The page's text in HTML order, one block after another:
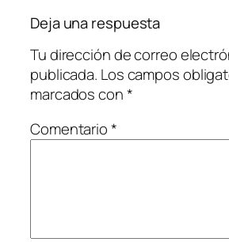
Deja una respuesta
Tu dirección de correo
publicada. Los campos
marcados con*
Comentario*